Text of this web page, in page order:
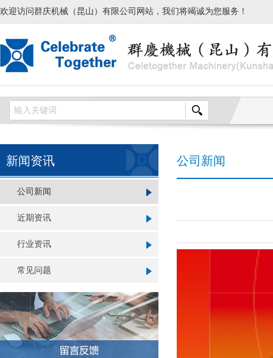
欢迎访问群庆机械（昆山）有限公司网站，我们将竭诚为您服务！
新闻资讯
公司新闻
近期资讯
行业资讯
常见问题
公司新闻